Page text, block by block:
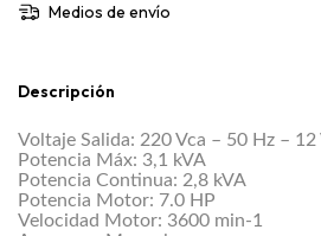
Medios de envío
Descripción
Voltaje Salida: 220 Vca – 50 Hz – 12
Potencia Máx: 3,1 kVA
Potencia Continua: 2,8 kVA
Potencia Motor: 7.0 HP
Velocidad Motor: 3600 min-1